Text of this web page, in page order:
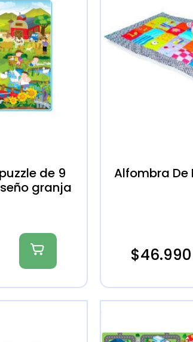
de 9
granja
Alfombra De
$46.990